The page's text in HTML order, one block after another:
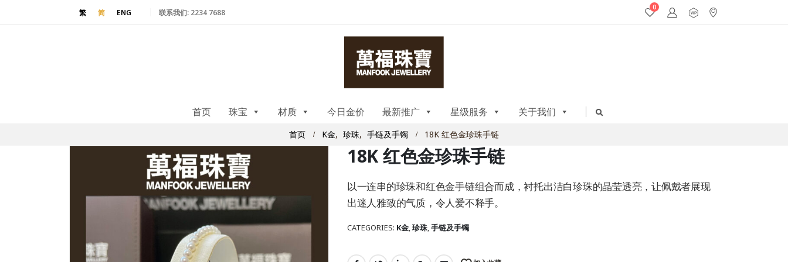
繁 简 ENG 联系我们: 2234 7688
0
首页 珠宝 材质 今日金价 最新推广 星级服务 关于我们
首页 K金, 珍珠, 手链及手镯 18K 红色金珍珠手链
18K 红色金珍珠手链
以一连串的珍珠和红色金手链组合而成，衬托出洁白珍珠的晶莹透亮，让佩戴者展现
出迷人雅致的气质，令人爱不释手。
CATEGORIES: K金,珍珠,手链及手镯